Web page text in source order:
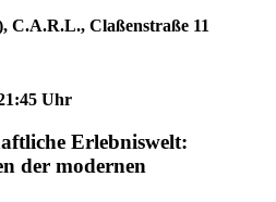
C.A.R.L., Claßenstraße 11
Uhr
Erlebniswelt:
der modernen